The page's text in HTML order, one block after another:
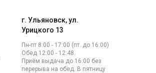
г. Ульяновск, ул.
Урицкого 13
Пн-пт 8:00 - 17:00 (пт. до 16:00)
Обед 12:00 - 12:48.
Приём выдача до 16:00 без
перерыва на обед. В пятницу